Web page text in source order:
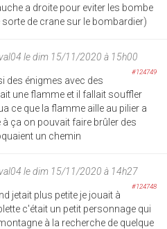
a droite pour eviter les bombe
sorte de crane sur le bombardier)
le dim 15/11/2020 à 15h00
#124749
des énigmes avec des
une flamme et il fallait souffler
ce que la flamme aille au pilier a
à ça on pouvait faire brûler des
un chemin
le dim 15/11/2020 à 14h27
#124748
jetait plus petite je jouait à
c'était un petit personnage qui
à la recherche de quelque